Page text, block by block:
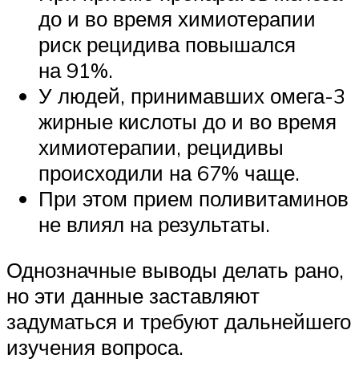
до и во время химиотерапии
риск рецидива повышался
на 91%.
У людей, принимавших омега-3
жирные кислоты до и во время
химиотерапии, рецидивы
происходили на 67% чаще.
При этом прием поливитаминов
не влиял на результаты.
Однозначные выводы делать рано,
но эти данные заставляют
задуматься и требуют дальнейшего
изучения вопроса.